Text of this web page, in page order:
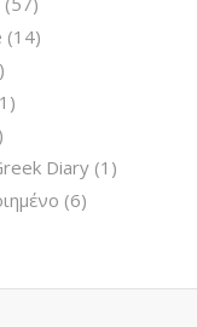
(14)
Diary(1)
(6)